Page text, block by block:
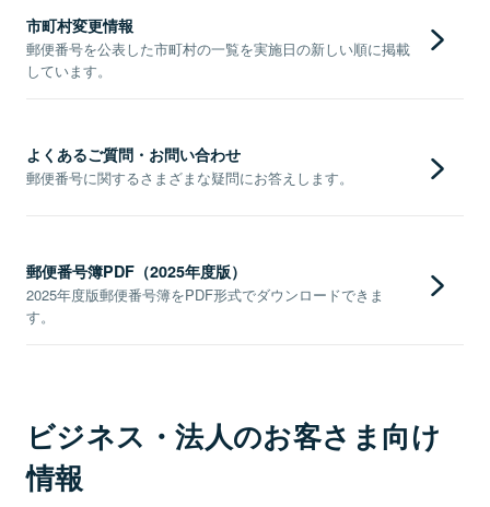
市町村変更情報
郵便番号を公表した市町村の一覧を実施日の新しい順に掲載
しています。
よくあるご質問・お問い合わせ
郵便番号に関するさまざまな疑問にお答えします。
郵便番号簿PDF（2025年度版）
2025年度版郵便番号簿をPDF形式でダウンロードできま
す。
ビジネス・法人のお客さま向け
情報